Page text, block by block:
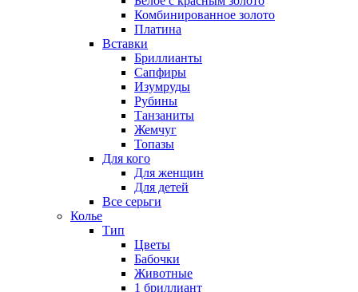
Комбинированное золото
Платина
Вставки
Бриллианты
Сапфиры
Изумруды
Рубины
Танзаниты
Жемчуг
Топазы
Для кого
Для женщин
Для детей
Все серьги
Колье
Тип
Цветы
Бабочки
Животные
1 бриллиант